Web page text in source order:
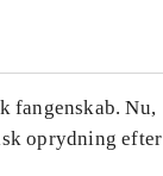
fangenskab. Nu,
oprydning efter